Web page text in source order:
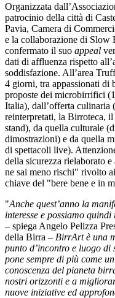
Organizzata
patrocinio della città di
Pavia, Camera di
e la collaborazione di Slow
confermato il suo appeal
dati di affluenza rispetto
soddisfazione. All’area
4 giorni, tra appassionati di
proposte dei microbirrifici
Italia), dall’offerta culinaria
reinterpretati, la Birroteca,
stand), da quella culturale
dimostrazioni) e da quella
di spettacoli live).
della sicurezza rielaborato
ne sai meno rischi" rivolto
chiave del "bere bene e in
"Anche quest’anno la
interesse e possiamo
– spiega Angelo Pelizza
della Birra – BirrArt è una
punto d’incontro e luogo
pone sempre di più come
conoscenza del pianeta
nostri orizzonti e a
nuove iniziative ed